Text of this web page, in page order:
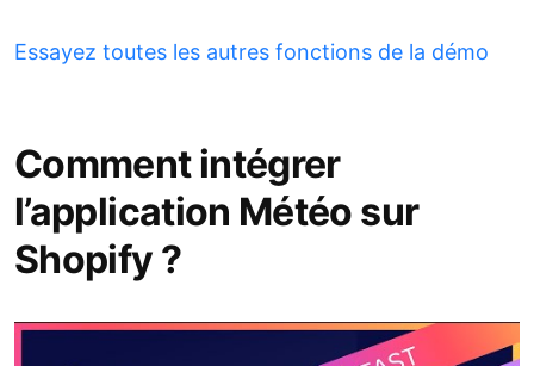
Essayez toutes les autres fonctions de la démo
Comment intégrer
l’application Météo sur
Shopify ?